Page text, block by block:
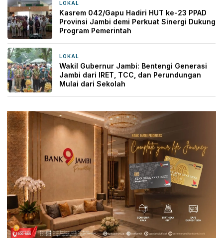
LOKAL
Kasrem 042/Gapu Hadiri HUT ke-23 PPAD
Provinsi Jambi demi Perkuat Sinergi Dukung
Program Pemerintah
LOKAL
Wakil Gubernur Jambi: Bentengi Generasi
Jambi dari IRET, TCC, dan Perundungan
Mulai dari Sekolah